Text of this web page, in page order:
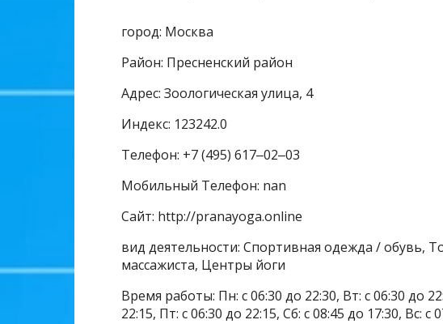
город: Москва
Район: Пресненский район
Адрес: Зоологическая улица, 4
Индекс: 123242.0
Телефон: +7 (495) 617‒02‒03
Мобильный Телефон: nan
Сайт: http://pranayoga.online
вид деятельности: Спортивная одежда / обувь,
массажиста, Центры йоги
Время работы: Пн: с 06:30 до 22:30, Вт: с 06:30 до
22:15, Пт: с 06:30 до 22:15, Сб: с 08:45 до 17:30, Вс: с